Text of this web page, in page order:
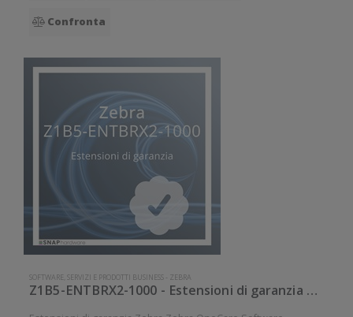
Confronta
SOFTWARE, SERVIZI E PRODOTTI BUSINESS - ZEBRA
Z1B5-ENTBRX2-1000 - Estensioni di garanzia Zebra